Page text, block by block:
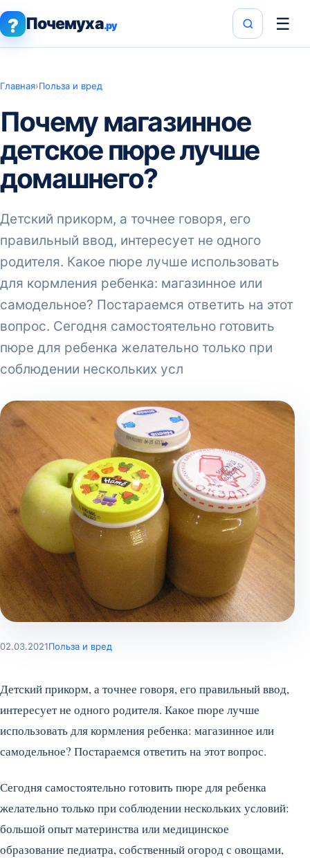
? Почемуха.ру ☰
Главная›Польза и вред
Почему магазинное
детское пюре лучше
домашнего?
Детский прикорм, а точнее говоря, его
правильный ввод, интересует не одного
родителя. Какое пюре лучше использовать
для кормления ребенка: магазинное или
самодельное? Постараемся ответить на этот
вопрос. Сегодня самостоятельно готовить
пюре для ребенка желательно только при
соблюдении нескольких усл
02.03.2021Польза и вред
Детский прикорм, а точнее говоря, его правильный ввод,
интересует не одного родителя. Какое пюре лучше
использовать для кормления ребенка: магазинное или
самодельное? Постараемся ответить на этот вопрос.
Сегодня самостоятельно готовить пюре для ребенка
желательно только при соблюдении нескольких условий:
большой опыт материнства или медицинское
образование педиатра, собственный огород с овощами,